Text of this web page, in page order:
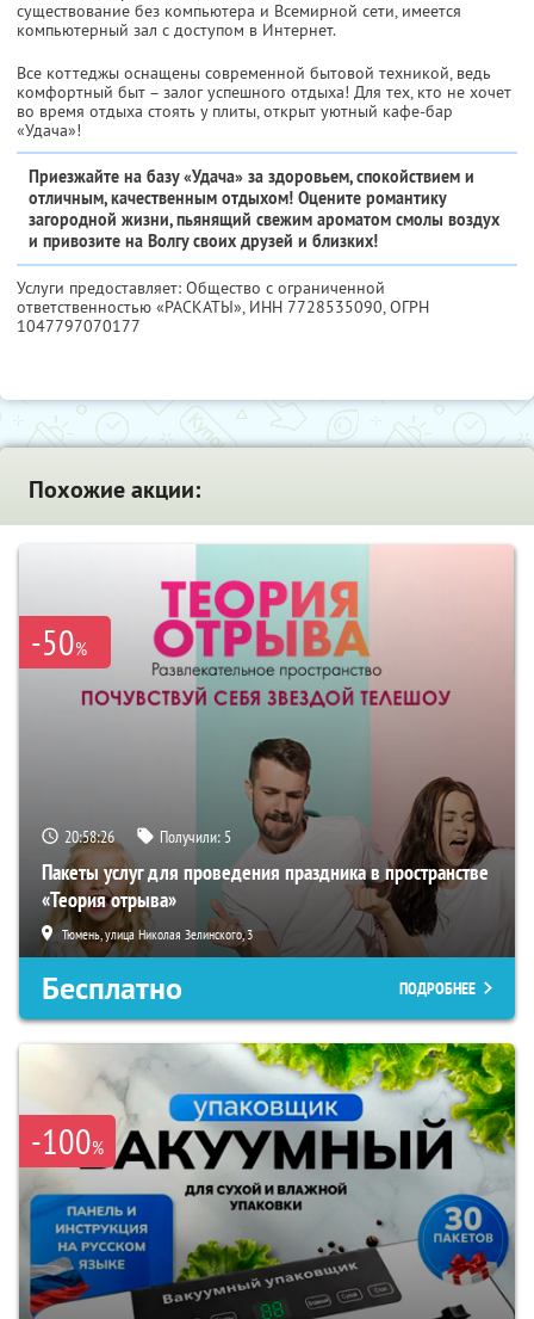
существование без компьютера и Всемирной сети, имеется
компьютерный зал с доступом в Интернет.
Все коттеджы оснащены современной бытовой техникой, ведь
комфортный быт – залог успешного отдыха! Для тех, кто не хочет
во время отдыха стоять у плиты, открыт уютный кафе-бар
«Удача»!
Приезжайте на базу «Удача» за здоровьем, спокойствием и
отличным, качественным отдыхом! Оцените романтику
загородной жизни, пьянящий свежим ароматом смолы воздух
и привозите на Волгу своих друзей и близких!
Услуги предоставляет: Общество с ограниченной
ответственностью «РАСКАТЫ», ИНН 7728535090, ОГРН
1047797070177
Похожие акции:
-50%
20:58:25 Получили: 5
Пакеты услуг для проведения праздника в пространстве
«Теория отрыва»
Тюмень, улица Николая Зелинского, 3
Бесплатно ПОДРОБНЕЕ
-100%